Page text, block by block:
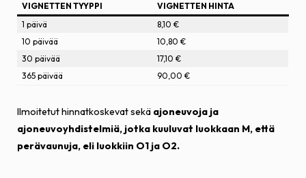
VIGNETTEN TYYPPI
VIGNETTEN HINTA
1 päivä
8,10 €
10 päivää
10,80 €
30 päivää
17,10 €
365 päivää
90,00 €
Ilmoitetut hinnatkoskevat sekä ajoneuvoja ja
ajoneuvoyhdistelmiä, jotka kuuluvat luokkaan M, että
perävaunuja, eli luokkiin O1 ja O2.